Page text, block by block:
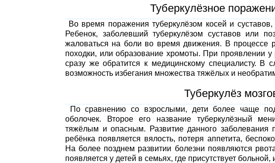
Туберкулёзное
Во время поражения туберкулёзом косей и
Ребенок, заболевший туберкулёзом суставов или
жаловаться на боли во время движения. В процессе
походки, или образование хромоты. При проявлении
сразу же обратится к медицинскому специалисту. В
возможность избегания множества тяжёлых и
Туберкулёз
По сравнению со взрослыми, дети более чаще
оболочек. Второе его название туберкулёзный
тяжёлым и опасным. Развитие данного заболевания
ребёнка появляется вялость, потеря аппетита,
На более позднем развитии болезни появляются
появляется у детей в семьях, где присутствует